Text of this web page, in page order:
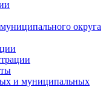
округа
и муниципальных